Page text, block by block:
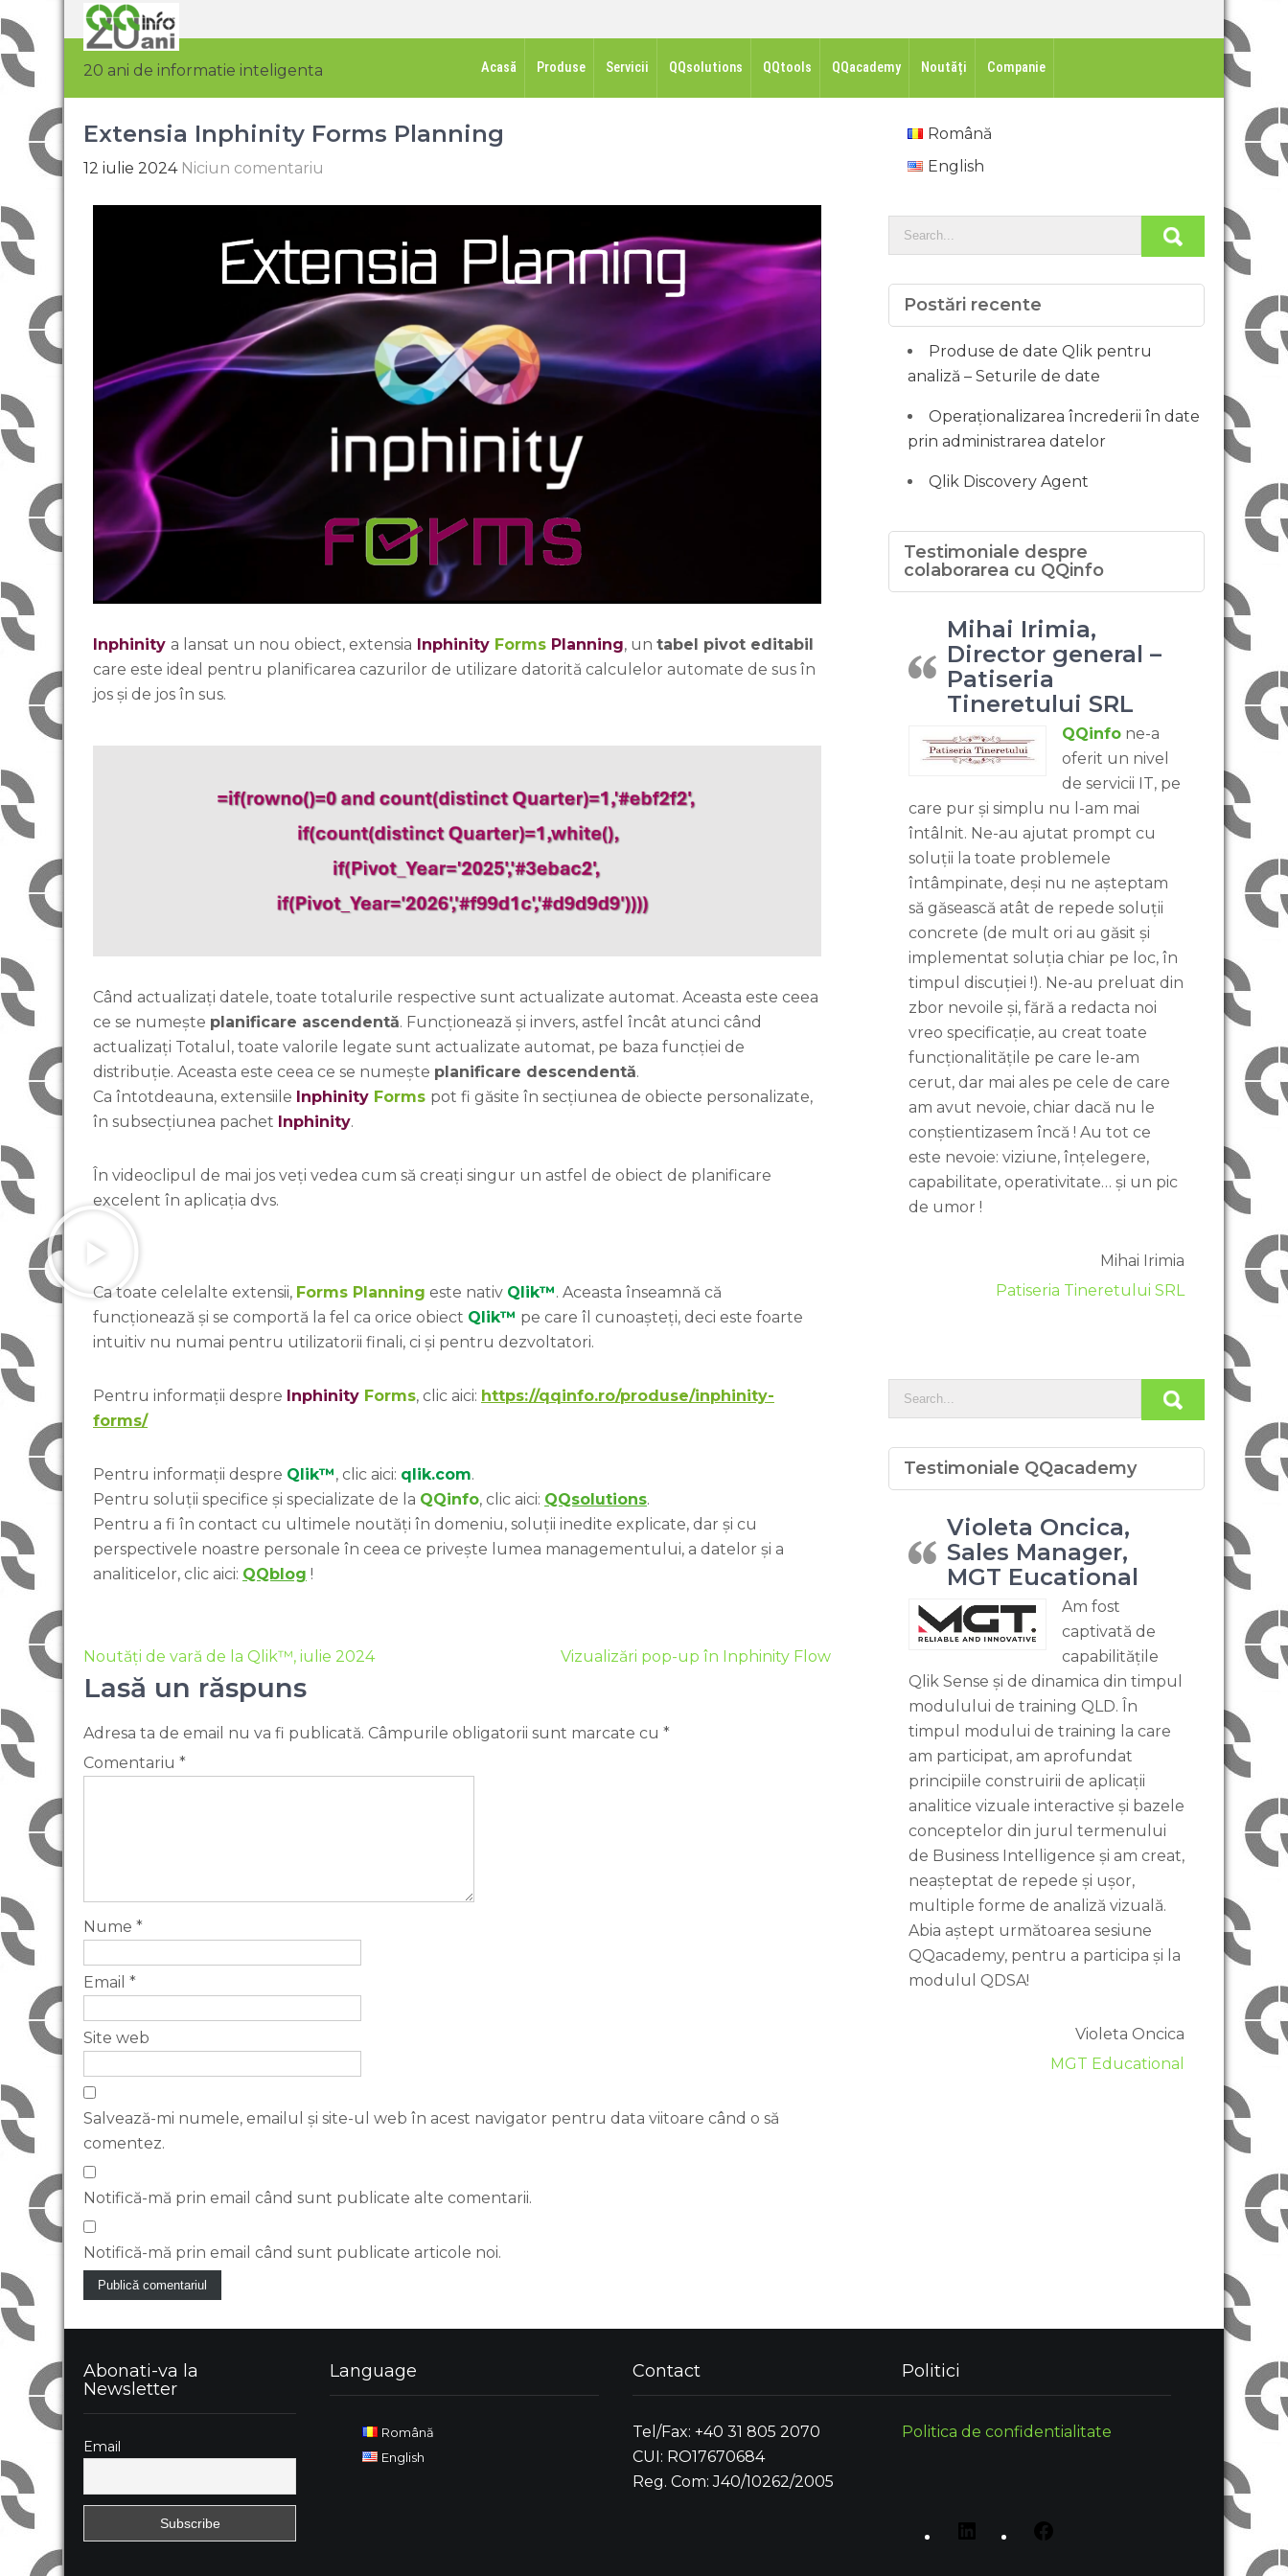
20 ani de informatie inteligenta Acasă Produse Servicii QQsolutions QQtools QQacademy Noutăți Companie
Extensia Inphinity Forms Planning
12 iulie 2024 Niciun comentariu
Inphinity a lansat un nou obiect, extensia Inphinity Forms Planning, un tabel pivot editabil
care este ideal pentru planificarea cazurilor de utilizare datorită calculelor automate de sus în
jos și de jos în sus.
Când actualizați datele, toate totalurile respective sunt actualizate automat. Aceasta este ceea
ce se numește planificare ascendentă. Funcționează și invers, astfel încât atunci când
actualizați Totalul, toate valorile legate sunt actualizate automat, pe baza funcției de
distribuție. Aceasta este ceea ce se numește planificare descendentă.
Ca întotdeauna, extensiile Inphinity Forms pot fi găsite în secțiunea de obiecte personalizate,
în subsecțiunea pachet Inphinity.
În videoclipul de mai jos veți vedea cum să creați singur un astfel de obiect de planificare
excelent în aplicația dvs.
Ca toate celelalte extensii, Forms Planning este nativ Qlik™. Aceasta înseamnă că
funcționează și se comportă la fel ca orice obiect Qlik™ pe care îl cunoașteți, deci este foarte
intuitiv nu numai pentru utilizatorii finali, ci și pentru dezvoltatori.
Pentru informații despre Inphinity Forms, clic aici: https://qqinfo.ro/produse/inphinity-
forms/
Pentru informații despre Qlik™, clic aici: qlik.com.
Pentru soluții specifice și specializate de la QQinfo, clic aici: QQsolutions.
Pentru a fi în contact cu ultimele noutăți în domeniu, soluții inedite explicate, dar și cu
perspectivele noastre personale în ceea ce privește lumea managementului, a datelor și a
analiticelor, clic aici: QQblog !
Noutăți de vară de la Qlik™, iulie 2024 Vizualizări pop-up în Inphinity Flow
Lasă un răspuns
Adresa ta de email nu va fi publicată. Câmpurile obligatorii sunt marcate cu *
Comentariu *
Nume *
Email *
Site web
Salvează-mi numele, emailul și site-ul web în acest navigator pentru data viitoare când o să
comentez.
Notifică-mă prin email când sunt publicate alte comentarii.
Notifică-mă prin email când sunt publicate articole noi.
Română
English
Postări recente
Produse de date Qlik pentru
analiză – Seturile de date
Operaționalizarea încrederii în date
prin administrarea datelor
Qlik Discovery Agent
Testimoniale despre
colaborarea cu QQinfo
Mihai Irimia,
Director general –
Patiseria
Tineretului SRL
QQinfo ne-a
oferit un nivel
de servicii IT, pe
care pur și simplu nu l-am mai
întâlnit. Ne-au ajutat prompt cu
soluții la toate problemele
întâmpinate, deși nu ne așteptam
să găsească atât de repede soluții
concrete (de mult ori au găsit și
implementat soluția chiar pe loc, în
timpul discuției !). Ne-au preluat din
zbor nevoile și, fără a redacta noi
vreo specificație, au creat toate
funcționalitățile pe care le-am
cerut, dar mai ales pe cele de care
am avut nevoie, chiar dacă nu le
conștientizasem încă ! Au tot ce
este nevoie: viziune, înțelegere,
capabilitate, operativitate… și un pic
de umor !
Mihai Irimia
Patiseria Tineretului SRL
Testimoniale QQacademy
Violeta Oncica,
Sales Manager,
MGT Eucational
Am fost
captivată de
capabilitățile
Qlik Sense și de dinamica din timpul
modulului de training QLD. În
timpul modului de training la care
am participat, am aprofundat
principiile construirii de aplicații
analitice vizuale interactive și bazele
conceptelor din jurul termenului
de Business Intelligence și am creat,
neașteptat de repede și ușor,
multiple forme de analiză vizuală.
Abia aștept următoarea sesiune
QQacademy, pentru a participa și la
modulul QDSA!
Violeta Oncica
MGT Educational
Abonati-va la
Newsletter
Email
Language
Română
English
Contact
Tel/Fax: +40 31 805 2070
CUI: RO17670684
Reg. Com: J40/10262/2005
Politici
Politica de confidentialitate